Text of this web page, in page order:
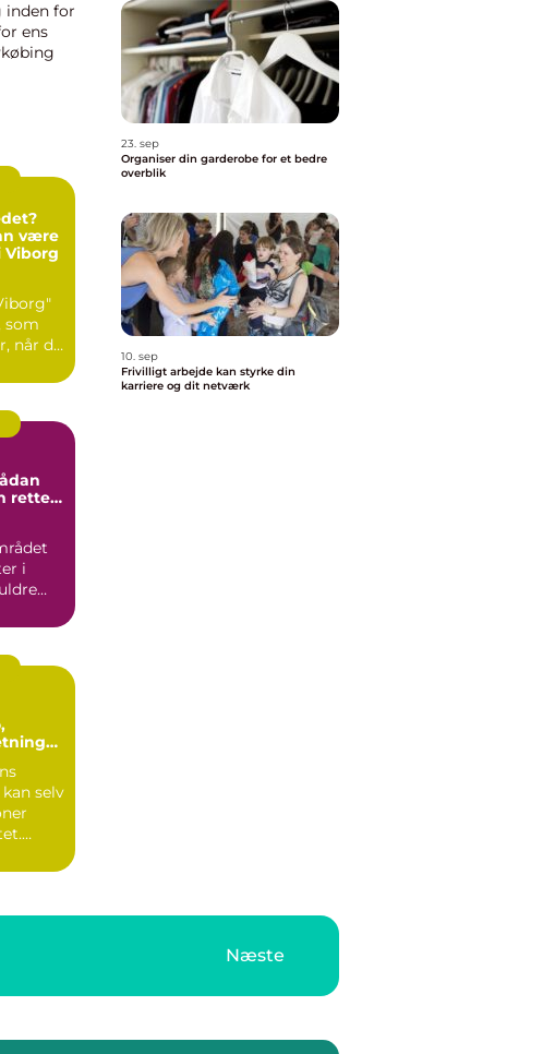
inden for
ens
være
som
når de
rette
i
selv
23. sep
Organiser din garderobe for et bedre
overblik
10. sep
Frivilligt arbejde kan styrke din
karriere og dit netværk
Næste